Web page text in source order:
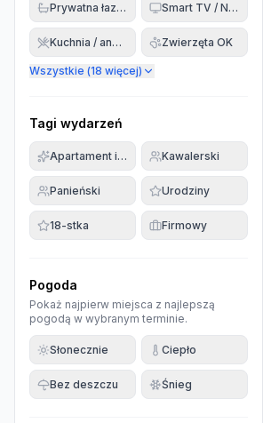
Prywatna łazienka Smart TV / Netflix
Kuchnia / aneks Zwierzęta OK
Wszystkie (18 więcej)
Tagi wydarzeń
Apartament imprezowyKawalerski
Panieński Urodziny
18-stka Firmowy
Pogoda
Pokaż najpierw miejsca z najlepszą
pogodą w wybranym terminie.
Słonecznie Ciepło
Bez deszczu Śnieg